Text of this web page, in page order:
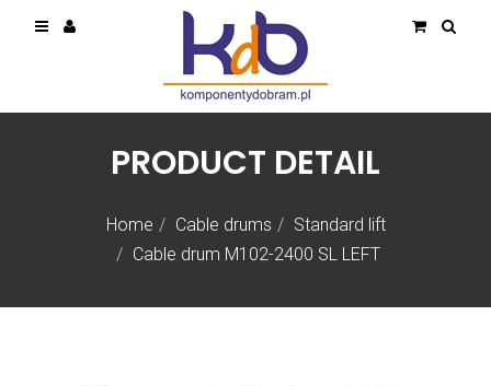
Home Cable drums
Standard lift
Cable drum M102-2400 SL LEFT
PRODUCT DETAIL